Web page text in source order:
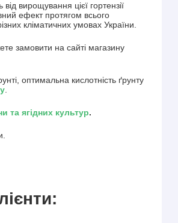
вирощування цієї гортензії
ефект протягом всього
кліматичних умовах України.
замовити на сайті магазину
оптимальна кислотність ґрунту
.
та ягідних культур.